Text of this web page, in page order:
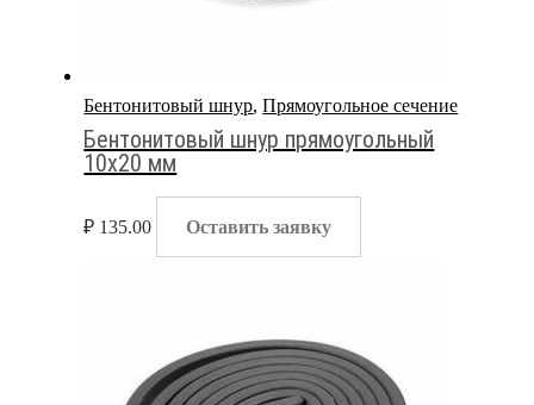
Бентонитовый шнур,Прямоугольное сечение
Бентонитовый шнур прямоугольный
10х20 мм
₽ 135.00 Оставить заявку